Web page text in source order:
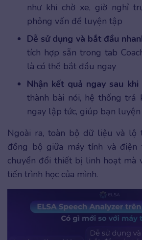
như khi chờ xe, giờ nghỉ
phỏng vấn để luyện tập
Dễ sử dụng và bắt đầu
tích hợp sẵn trong tab
là có thể bắt đầu ngay
Nhận kết quả ngay sau khi
thành bài nói, hệ thống trả
ngay lập tức, giúp bạn
Ngoài ra, toàn bộ dữ liệu và lộ
đồng bộ giữa máy tính và điện
chuyển đổi thiết bị linh hoạt mà
tiến trình học của mình.